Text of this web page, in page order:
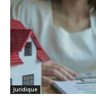
Juridique